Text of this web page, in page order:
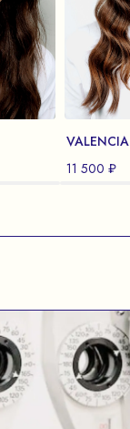
VALENCIA
11 500 ₽